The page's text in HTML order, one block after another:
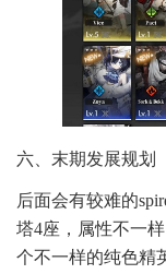
六、末期发展规划
后面会有较难的
塔4座，属性不一
个不一样的纯色精